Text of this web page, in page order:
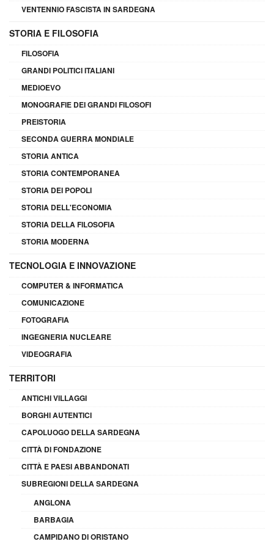
VENTENNIO FASCISTA IN SARDEGNA
STORIA E FILOSOFIA
FILOSOFIA
GRANDI POLITICI ITALIANI
MEDIOEVO
MONOGRAFIE DEI GRANDI FILOSOFI
PREISTORIA
SECONDA GUERRA MONDIALE
STORIA ANTICA
STORIA CONTEMPORANEA
STORIA DEI POPOLI
STORIA DELL'ECONOMIA
STORIA DELLA FILOSOFIA
STORIA MODERNA
TECNOLOGIA E INNOVAZIONE
COMPUTER & INFORMATICA
COMUNICAZIONE
FOTOGRAFIA
INGEGNERIA NUCLEARE
VIDEOGRAFIA
TERRITORI
ANTICHI VILLAGGI
BORGHI AUTENTICI
CAPOLUOGO DELLA SARDEGNA
CITTÀ DI FONDAZIONE
CITTÀ E PAESI ABBANDONATI
SUBREGIONI DELLA SARDEGNA
ANGLONA
BARBAGIA
CAMPIDANO DI ORISTANO